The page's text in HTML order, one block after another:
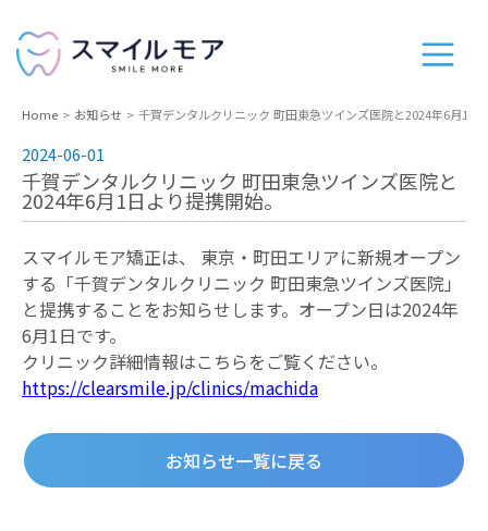
Home お知らせ 千賀デンタルクリニック 町田東急ツインズ医院と2024年6月1日
2024-06-01
千賀デンタルクリニック 町田東急ツインズ医院と
2024年6月1日より提携開始。
スマイルモア矯正は、 東京・町田エリアに新規オープン
する「千賀デンタルクリニック 町田東急ツインズ医院」
と提携することをお知らせします。オープン日は2024年
6月1日です。
クリニック詳細情報はこちらをご覧ください。
https://clearsmile.jp/clinics/machida
お知らせ一覧に戻る